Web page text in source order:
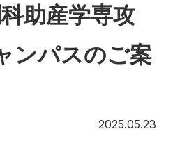
助産学専攻
ンパスのご案
2025.05.23